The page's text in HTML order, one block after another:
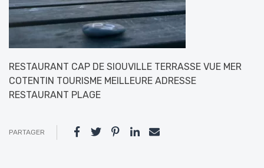
RESTAURANT CAP DE SIOUVILLE TERRASSE VUE MER
COTENTIN TOURISME MEILLEURE ADRESSE
RESTAURANT PLAGE
PARTAGER